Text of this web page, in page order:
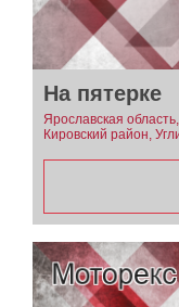
На пятерке
Ярославская
Кировский район,